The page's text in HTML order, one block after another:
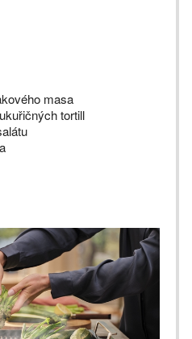
masa
tortill